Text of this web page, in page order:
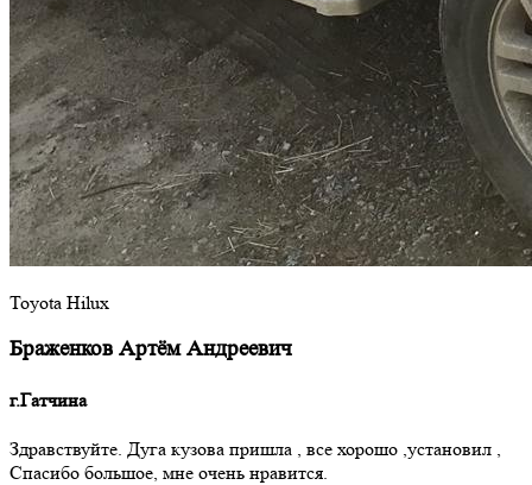
Toyota Hilux
Браженков Артём Андреевич
г.Гатчина
Здравствуйте. Дуга кузова пришла , все хорошо ,установил ,
Спасибо большое, мне очень нравится.